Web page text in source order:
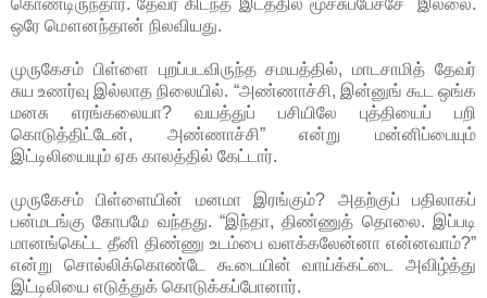
ஒரே மௌனந்தான் நிலவியது.
முருகேசம் பிள்ளை புறப்படவிருந்த சமயத்தில், மாடசாமித் தேவர்
சுய உணர்வு இல்லாத நிலையில். “அண்ணாச்சி, இன்னுங் கூட ஒங்க
மனசு எரங்கலையா? வயத்துப் பசியிலே புத்தியைப் பறி
கொடுத்திட்டேன், அண்ணாச்சி” என்று மன்னிப்பையும்
இட்டிலியையும் ஏக காலத்தில் கேட்டார்.
முருகேசம் பிள்ளையின் மனமா இரங்கும்? அதற்குப் பதிலாகப்
பன்மடங்கு கோபமே வந்தது. “இந்தா, திண்ணுத் தொலை. இப்படி
மானங்கெட்ட தீனி திண்ணு உடம்பை வளக்கலேன்னா என்னவாம்?”
என்று சொல்லிக்கொண்டே கூடையின் வாய்க்கட்டை அவிழ்த்து
இட்டிலியை எடுத்துக் கொடுக்கப்போனார்.